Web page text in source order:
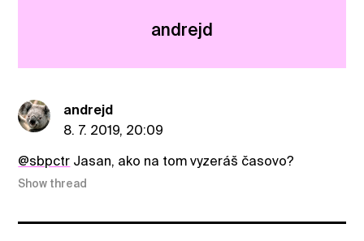
andrejd
andrejd
8. 7. 2019, 20:09
@sbpctr Jasan, ako na tom vyzeráš časovo?
Show thread